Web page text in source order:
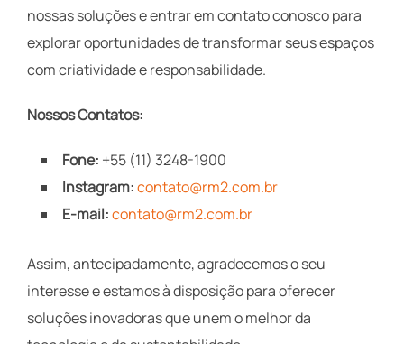
nossas soluções e entrar em contato conosco para
explorar oportunidades de transformar seus espaços
com criatividade e responsabilidade.
Nossos Contatos:
Fone: +55 (11) 3248-1900
Instagram:contato@rm2.com.br
E-mail:contato@rm2.com.br
Assim, antecipadamente, agradecemos o seu
interesse e estamos à disposição para oferecer
soluções inovadoras que unem o melhor da